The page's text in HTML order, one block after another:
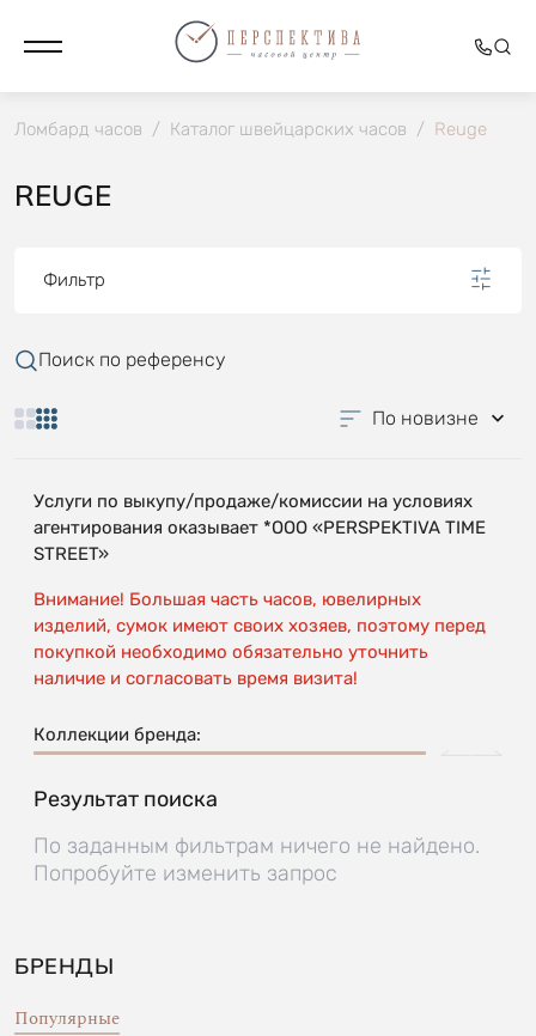
Ломбард часов / Каталог швейцарских часов / Reuge
REUGE
Фильтр
Поиск по референсу
По новизне
Услуги по выкупу/продаже/комиссии на условиях
агентирования оказывает *OOO «PERSPEKTIVA TIME
STREET»
Внимание! Большая часть часов, ювелирных
изделий, сумок имеют своих хозяев, поэтому перед
покупкой необходимо обязательно уточнить
наличие и согласовать время визита!
Коллекции бренда:
Результат поиска
По заданным фильтрам ничего не найдено.
Попробуйте изменить запрос
БРЕНДЫ
Популярные